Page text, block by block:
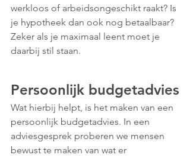
werkloos of arbeidsongeschikt raakt? Is
je hypotheek dan ook nog betaalbaar?
Zeker als je maximaal leent moet je
daarbij stil staan.
Persoonlijk budgetadvies
Wat hierbij helpt, is het maken van een
persoonlijk budgetadvies. In een
adviesgesprek proberen we mensen
bewust te maken van wat er